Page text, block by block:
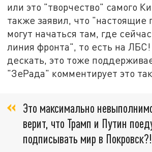
или это "творчество" самого
также заявил, что "настоящие
могут начаться там, где
линия фронта", то есть на
дескать, это тоже
"ЗеРада" комментирует это
Это максимально
верит, что Трамп и Путин
подписывать мир в Покровск?!